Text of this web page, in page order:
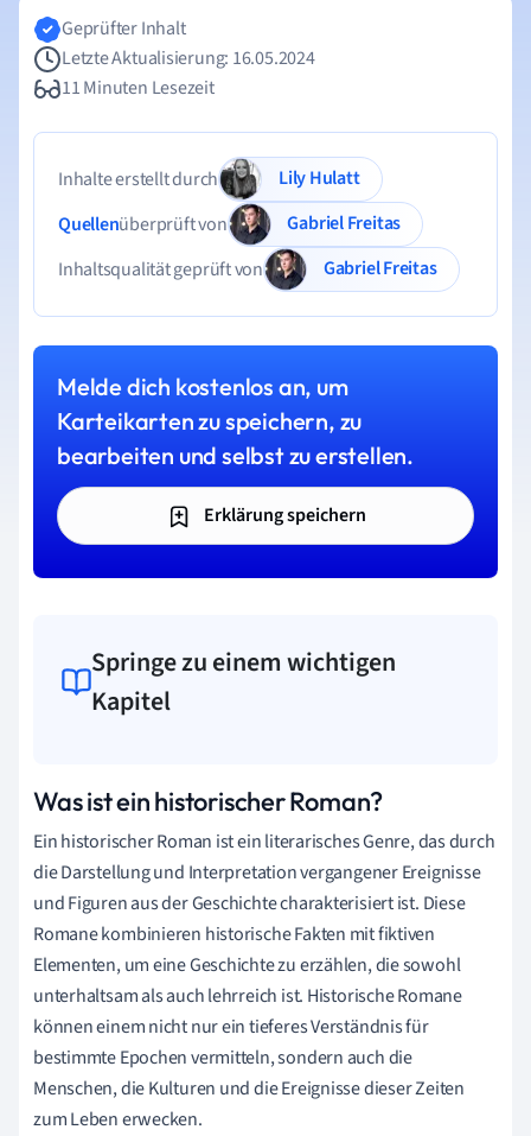
Geprüfter Inhalt
Letzte Aktualisierung: 16.05.2024
11 Minuten Lesezeit
Inhalte erstellt durch
Lily Hulatt
Quellenüberprüft von
Gabriel Freitas
Inhaltsqualität geprüft von
Gabriel Freitas
Melde dich kostenlos an, um
Karteikarten zu speichern, zu
bearbeiten und selbst zu erstellen.
Erklärung speichern
Springe zu einem wichtigen
Kapitel
Was ist ein historischer Roman?
Ein historischer Roman ist ein literarisches Genre, das durch
die Darstellung und Interpretation vergangener Ereignisse
und Figuren aus der Geschichte charakterisiert ist. Diese
Romane kombinieren historische Fakten mit fiktiven
Elementen, um eine Geschichte zu erzählen, die sowohl
unterhaltsam als auch lehrreich ist. Historische Romane
können einem nicht nur ein tieferes Verständnis für
bestimmte Epochen vermitteln, sondern auch die
Menschen, die Kulturen und die Ereignisse dieser Zeiten
zum Leben erwecken.